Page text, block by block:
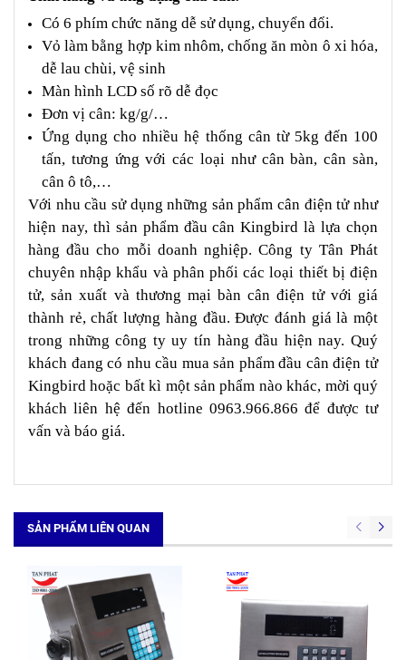
Có 6 phím chức năng dễ sử dụng, chuyển đổi.
Vỏ làm bằng hợp kim nhôm, chống ăn mòn ô xi hóa,
dễ lau chùi, vệ sinh
Màn hình LCD số rõ dễ đọc
Đơn vị cân: kg/g/…
Ứng dụng cho nhiều hệ thống cân từ 5kg đến 100
tấn, tương ứng với các loại như cân bàn, cân sàn,
cân ô tô,…
Với nhu cầu sử dụng những sản phẩm cân điện tử như
hiện nay, thì sản phẩm đầu cân Kingbird là lựa chọn
hàng đầu cho mỗi doanh nghiệp. Công ty Tân Phát
chuyên nhập khẩu và phân phối các loại thiết bị điện
tử, sản xuất và thương mại bàn cân điện tử với giá
thành rẻ, chất lượng hàng đầu. Được đánh giá là một
trong những công ty uy tín hàng đầu hiện nay. Quý
khách đang có nhu cầu mua sản phẩm đầu cân điện tử
Kingbird hoặc bất kì một sản phẩm nào khác, mời quý
khách liên hệ đến hotline 0963.966.866 để được tư
vấn và báo giá.
SẢN PHẨM LIÊN QUAN